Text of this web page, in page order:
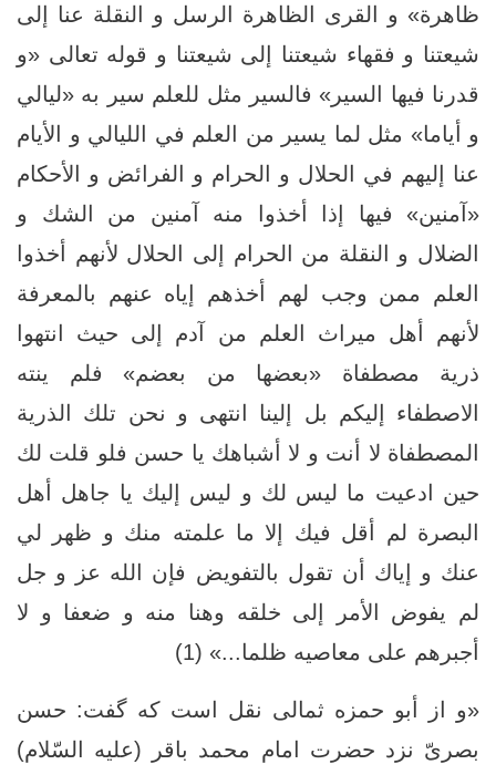
ظاهرة» و القرى الظاهرة الرسل و النقلة عنا إلى
شيعتنا و فقهاء شيعتنا إلى شيعتنا و قوله تعالى‏ «و
قدرنا فيها السير» فالسير مثل للعلم سير به‏ «ليالي
و أياما» مثل لما يسير من العلم في الليالي و الأيام
عنا إليهم في الحلال و الحرام و الفرائض و الأحكام‏
«آمنين»‏ فيها إذا أخذوا منه آمنين من الشك و
الضلال و النقلة من الحرام إلى الحلال لأنهم أخذوا
العلم ممن وجب لهم أخذهم إياه عنهم بالمعرفة
لأنهم أهل ميراث العلم من آدم إلى حيث انتهوا
ذرية مصطفاة «بعضها من بعضم»‏ فلم ينته
الاصطفاء إليكم بل إلينا انتهى و نحن تلك الذرية
المصطفاة لا أنت و لا أشباهك يا حسن فلو قلت لك
حين ادعيت ما ليس لك و ليس إليك يا جاهل أهل
البصرة لم أقل فيك إلا ما علمته منك و ظهر لي
عنك و إياك أن تقول بالتفويض فإن الله عز و جل
لم يفوض الأمر إلى خلقه وهنا منه‏ و ضعفا و لا
أجبرهم على معاصيه ظلما...» (1)
«و از أبو حمزه ثمالى نقل است كه گفت: حسن
بصرىّ نزد حضرت امام محمد باقر (علیه السّلام)